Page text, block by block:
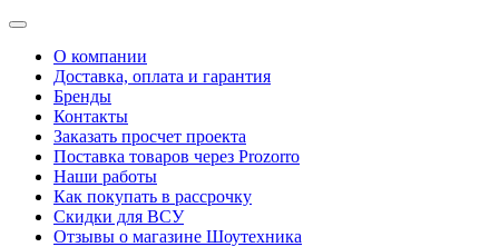
О компании
Доставка, оплата и гарантия
Бренды
Контакты
Заказать просчет проекта
Поставка товаров через Prozorro
Наши работы
Как покупать в рассрочку
Скидки для ВСУ
Отзывы о магазине Шоутехника